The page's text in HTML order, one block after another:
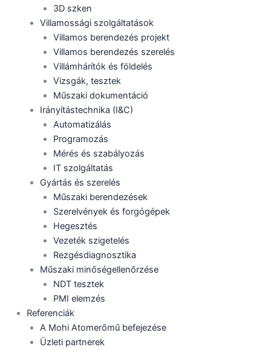
3D szken
Villamossági szolgáltatások
Villamos berendezés projekt
Villamos berendezés szerelés
Villámhárítók és földelés
Vizsgák, tesztek
Műszaki dokumentáció
Irányítástechnika (I&C)
Automatizálás
Programozás
Mérés és szabályozás
IT szolgáltatás
Gyártás és szerelés
Műszaki berendezések
Szerelvények és forgógépek
Hegesztés
Vezeték szigetelés
Rezgésdiagnosztika
Műszaki minőségellenőrzése
NDT tesztek
PMI elemzés
Referenciák
A Mohi Atomerőmű befejezése
Üzleti partnerek